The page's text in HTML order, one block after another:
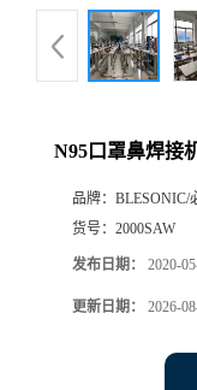
N95口罩鼻焊接
品牌： BLESONIC/
货号： 2000SAW
发布日期： 2020-
更新日期： 2026-